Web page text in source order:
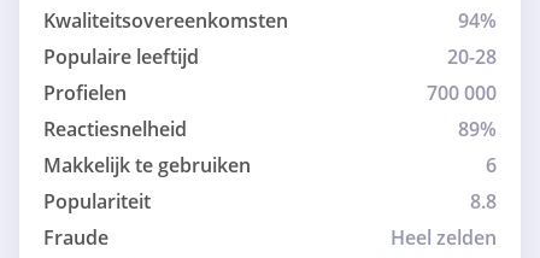
Kwaliteitsovereenkomsten
94%
Populaire leeftijd
20-28
Profielen
700 000
Reactiesnelheid
89%
Makkelijk te gebruiken
6
Populariteit
8.8
Fraude
Heel zelden